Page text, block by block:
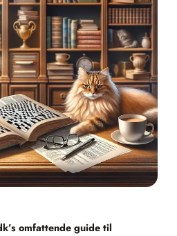
omfattende guide til